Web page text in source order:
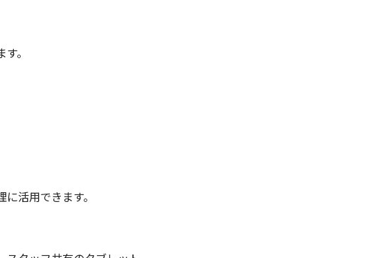
。
活用できます。